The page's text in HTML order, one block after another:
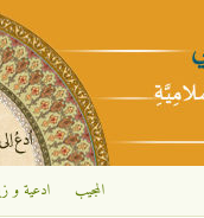
المجيب ادعية و